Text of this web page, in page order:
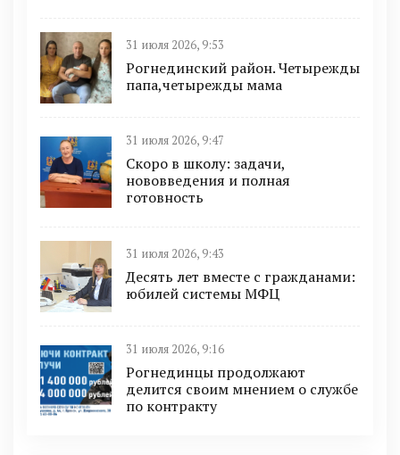
31 июля 2026, 9:53
Рогнединский район. Четырежды
папа,четырежды мама
31 июля 2026, 9:47
Скоро в школу: задачи,
нововведения и полная
готовность
31 июля 2026, 9:43
Десять лет вместе с гражданами:
юбилей системы МФЦ
31 июля 2026, 9:16
Рогнединцы продолжают
делится своим мнением о службе
по контракту